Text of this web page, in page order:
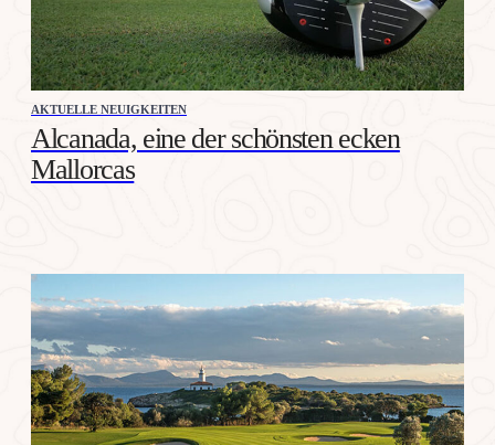
AKTUELLE NEUIGKEITEN
Alcanada, eine der schönsten ecken
Mallorcas